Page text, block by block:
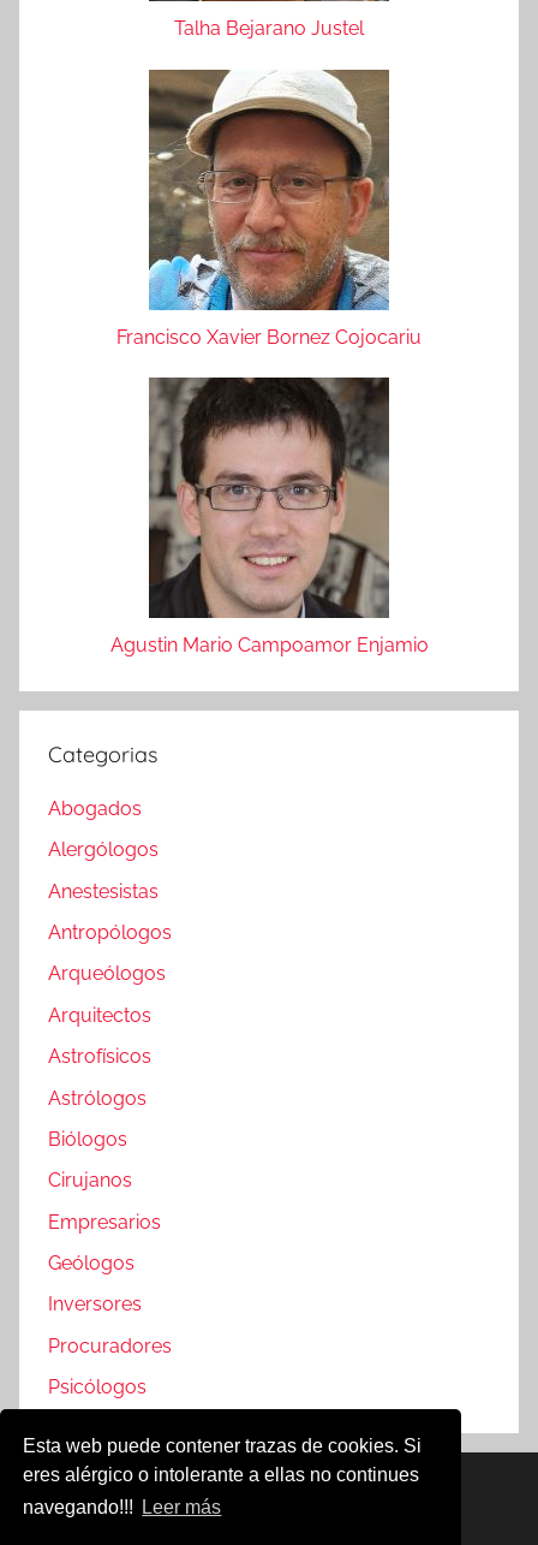
Esta web puede contener trazas de cookies. Si
eres alérgico o intolerante a ellas no continues
navegando!!!
Leer más
Talha Bejarano Justel
Francisco Xavier Bornez Cojocariu
Agustin Mario Campoamor Enjamio
Categorias
Abogados
Alergólogos
Anestesistas
Antropólogos
Arqueólogos
Arquitectos
Astrofísicos
Astrólogos
Biólogos
Cirujanos
Empresarios
Geólogos
Inversores
Procuradores
Psicólogos
Famosos @2019